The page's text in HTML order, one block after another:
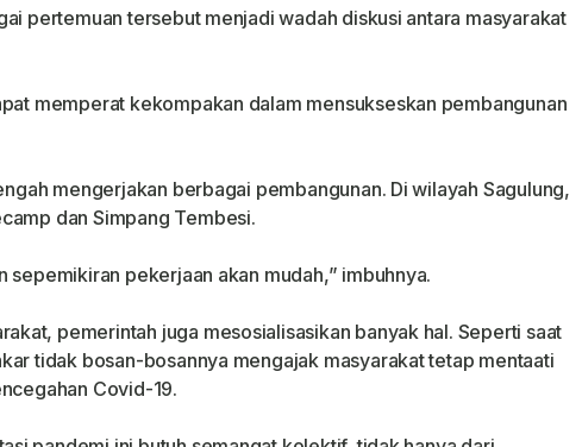
pertemuan tersebut menjadi wadah diskusi antara masyarakat
memperat kekompakan dalam mensukseskan pembangunan
mengerjakan berbagai pembangunan. Di wilayah Sagulung,
dan Simpang Tembesi.
sepemikiran pekerjaan akan mudah,” imbuhnya.
pemerintah juga mesosialisasikan banyak hal. Seperti saat
tidak bosan-bosannya mengajak masyarakat tetap mentaati
Covid-19.